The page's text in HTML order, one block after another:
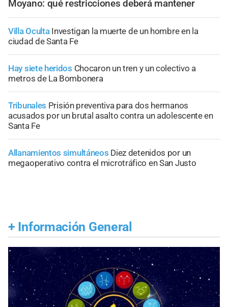
Moyano: qué restricciones deberá mantener
Villa Oculta Investigan la muerte de un hombre en la
ciudad de Santa Fe
Hay siete heridos Chocaron un tren y un colectivo a
metros de La Bombonera
Tribunales Prisión preventiva para dos hermanos
acusados por un brutal asalto contra un adolescente en
Santa Fe
Allanamientos simultáneos Diez detenidos por un
megaoperativo contra el microtráfico en San Justo
+ Información General